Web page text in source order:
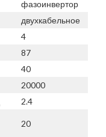
фазоинвертор
двухкабельное
4
87
40
20000
2.4
20